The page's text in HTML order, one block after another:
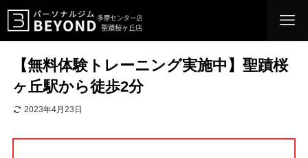
【無料体験トレーニング実施中】聖蹟桜
ヶ丘駅から徒歩2分
2023年4月23日